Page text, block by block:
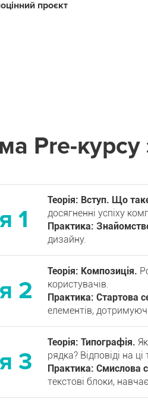
проєкт
Pre-
Теорія: Вступ. Що
досягненні успіху
Практика:
дизайну.
Теорія: Композиція.
користувачів.
Практика: Стартова
елементів,
Теорія: Типографія.
рядка? Відповіді на
Практика: Смислова
текстові блоки,